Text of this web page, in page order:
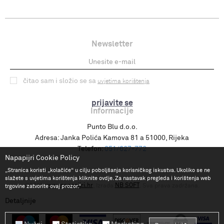
Newsletter
prijavite se
čitao sam i složio se sa uvjetima korištenja
Informacije
Punto Blu d.o.o.
Adresa: Janka Polića Kamova 81 a 51000, Rijeka
Telefon: 051/627-772
©2026www.napapijri.hr NB SOFT
Napapijri Cookie Policy
„Stranica koristi „kolačiće“ u cilju poboljšanja korisničkog iskustva. Ukoliko se ne
slažete s uvjetima korištenja kliknite ovdje. Za nastavak pregleda i korištenja web
trgovine zatvorite ovaj prozor.“
Detaljnije